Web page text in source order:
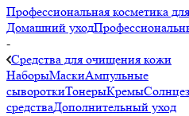
Профессиональная косметика
Домашний уход
-
Средства для очищения кожи
НаборыМаскиАмпульные
сывороткиТонерыКремы
средстваДополнительный уход